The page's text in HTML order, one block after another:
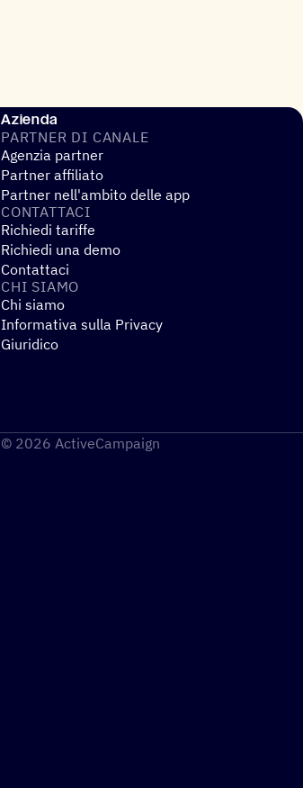
Azienda
PARTNER DI CANALE
Agenzia partner
Partner affiliato
Partner nell'ambito delle app
CONTAT­TACI
Richiedi tariffe
Richiedi una demo
Contattaci
CHI SIAMO
Chi siamo
Informativa sulla Privacy
Giuridico
© 2026 ActiveCampaign